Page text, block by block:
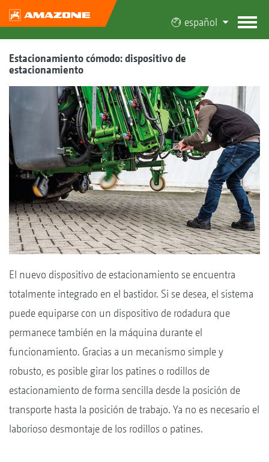
español
Estacionamiento cómodo: dispositivo de
estacionamiento
El nuevo dispositivo de estacionamiento se encuentra
totalmente integrado en el bastidor. Si se desea, el sistema
puede equiparse con un dispositivo de rodadura que
permanece también en la máquina durante el
funcionamiento. Gracias a un mecanismo simple y
robusto, es posible girar los patines o rodillos de
estacionamiento de forma sencilla desde la posición de
transporte hasta la posición de trabajo. Ya no es necesario el
laborioso desmontaje de los rodillos o patines.